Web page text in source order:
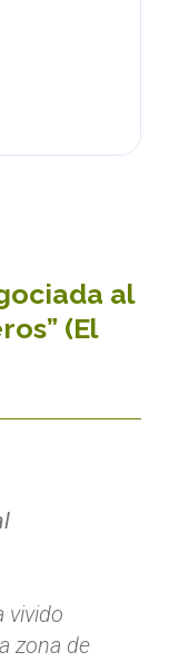
al
(El
vivido
zona de